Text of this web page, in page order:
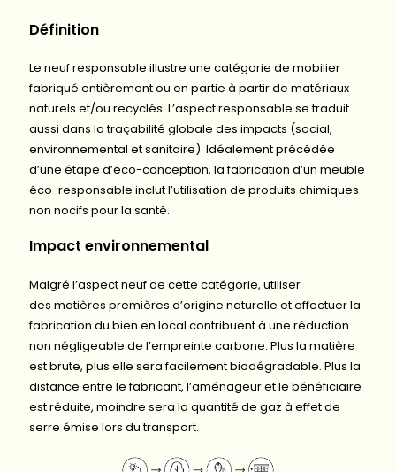
Définition
Le neuf responsable illustre une catégorie de mobilier
fabriqué entièrement ou en partie à partir de matériaux
naturels et/ou recyclés. L’aspect responsable se traduit
aussi dans la traçabilité globale des impacts (social,
environnemental et sanitaire). Idéalement précédée
d’une étape d’éco-conception, la fabrication d’un meuble
éco-responsable inclut l’utilisation de produits chimiques
non nocifs pour la santé.
Impact environnemental
Malgré l’aspect neuf de cette catégorie, utiliser
des matières premières d’origine naturelle et effectuer la
fabrication du bien en local contribuent à une réduction
non négligeable de l’empreinte carbone. Plus la matière
est brute, plus elle sera facilement biodégradable. Plus la
distance entre le fabricant, l’aménageur et le bénéficiaire
est réduite, moindre sera la quantité de gaz à effet de
serre émise lors du transport.